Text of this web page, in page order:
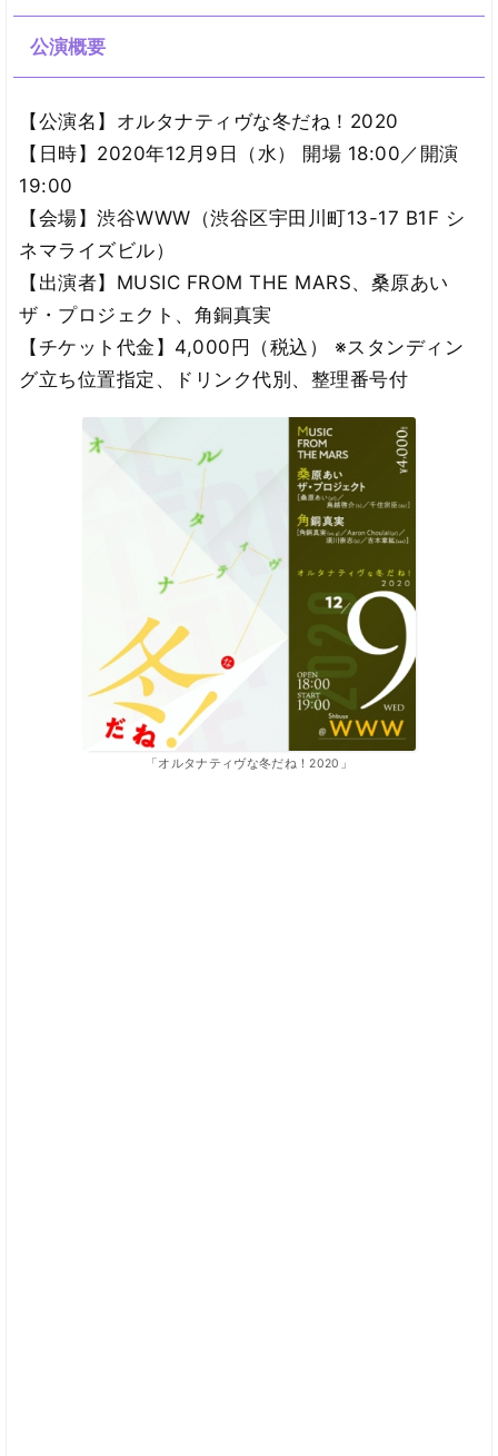
公演概要
【公演名】オルタナティヴな冬だね！2020
【日時】2020年12月9日（水） 開場 18:00／開演
19:00
【会場】渋谷WWW（渋谷区宇田川町13-17 B1F シ
ネマライズビル）
【出演者】MUSIC FROM THE MARS、桑原あい
ザ・プロジェクト、角銅真実
【チケット代金】4,000円（税込） ※スタンディン
グ立ち位置指定、ドリンク代別、整理番号付
「オルタナティヴな冬だね！2020」